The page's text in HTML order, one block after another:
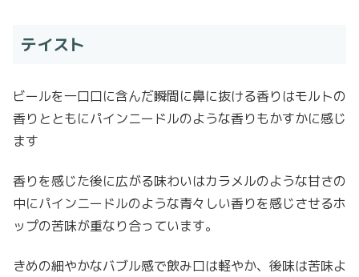
テイスト
ビールを一口口に含んだ瞬間に鼻に抜ける香りはモルトの
香りとともにパインニードルのような香りもかすかに感じ
ます
香りを感じた後に広がる味わいはカラメルのような甘さの
中にパインニードルのような青々しい香りを感じさせるホ
ップの苦味が重なり合っています。
きめの細やかなバブル感で飲み口は軽やか、後味は苦味よ